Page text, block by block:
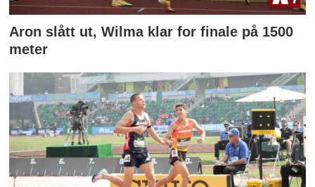
Aron slått ut, Wilma klar for finale på 1500
meter